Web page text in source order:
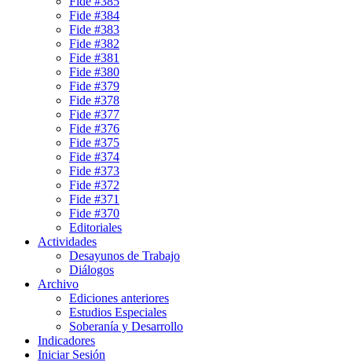
Fide #384
Fide #383
Fide #382
Fide #381
Fide #380
Fide #379
Fide #378
Fide #377
Fide #376
Fide #375
Fide #374
Fide #373
Fide #372
Fide #371
Fide #370
Editoriales
Actividades
Desayunos de Trabajo
Diálogos
Archivo
Ediciones anteriores
Estudios Especiales
Soberanía y Desarrollo
Indicadores
Iniciar Sesión